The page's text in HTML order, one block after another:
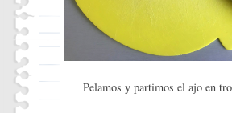
Pelamos y partimos el ajo en